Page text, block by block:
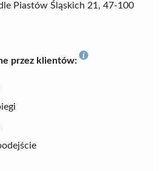
Piastów Śląskich 21, 47-100
przez klientów: